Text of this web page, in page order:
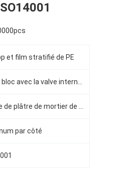
et film stratifié de PE
par côté